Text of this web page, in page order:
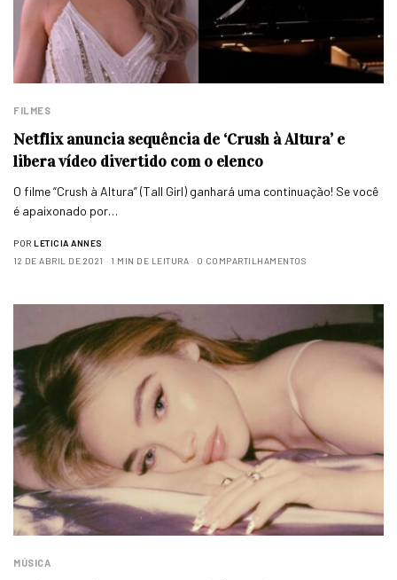
FILMES
Netflix anuncia sequência de ‘Crush à Altura’ e
libera vídeo divertido com o elenco
O filme “Crush à Altura” (Tall Girl) ganhará uma continuação! Se você
é apaixonado por…
POR LETICIA ANNES
12 DE ABRIL DE 2021
1 MIN DE LEITURA 0 COMPARTILHAMENTOS
MÚSICA